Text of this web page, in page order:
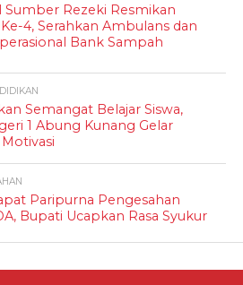
Sumber Rezeki Resmikan
4, Serahkan Ambulans dan
Bank Sampah
Semangat Belajar Siswa,
1 Abung Kunang Gelar
Paripurna Pengesahan
Bupati Ucapkan Rasa Syukur